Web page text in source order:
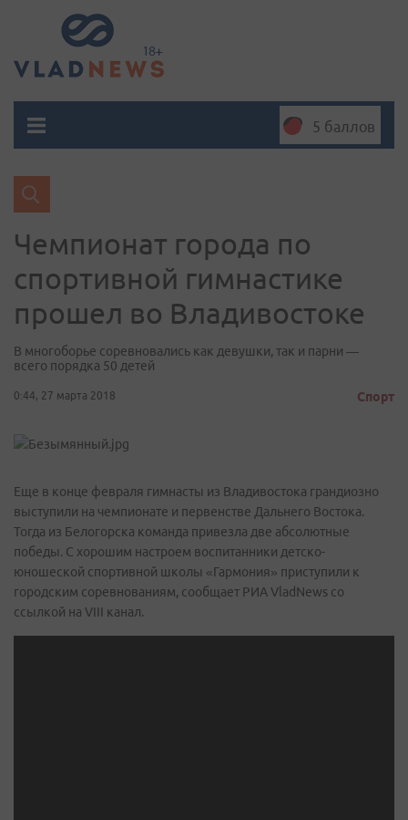
5 баллов
Чемпионат города по
спортивной гимнастике
прошел во Владивостоке
В многоборье соревновались как девушки, так и парни —
всего порядка 50 детей
0:44, 27 марта 2018 Спорт
Еще в конце февраля гимнасты из Владивостока грандиозно
выступили на чемпионате и первенстве Дальнего Востока.
Тогда из Белогорска команда привезла две абсолютные
победы. С хорошим настроем воспитанники детско-
юношеской спортивной школы «Гармония» приступили к
городским соревнованиям, сообщает РИА VladNews со
ссылкой на VIII канал.